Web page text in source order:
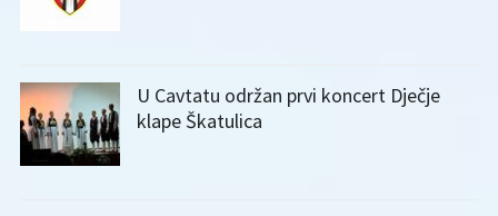
U Cavtatu održan prvi koncert Dječje
klape Škatulica